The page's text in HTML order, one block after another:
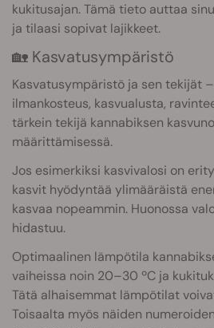
kukitusajan. Tämä tieto auttaa
ja tilaasi sopivat lajikkeet.
🏡 Kasvatusympäristö
Kasvatusympäristö ja sen tekijät
ilmankosteus, kasvualusta,
tärkein tekijä kannabiksen
määrittämisessä.
Jos esimerkiksi kasvivalosi on
kasvit hyödyntää ylimääräistä
kasvaa nopeammin. Huonossa
hidastuu.
Optimaalinen lämpötila
vaiheissa noin 20–30 ºC ja
Tätä alhaisemmat lämpötilat
Toisaalta myös näiden